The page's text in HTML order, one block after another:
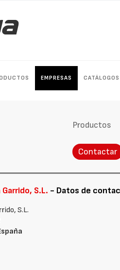
EMPRESAS CATÁLOGOS
Productos
Contactar
S.L. - Datos de
S.L.